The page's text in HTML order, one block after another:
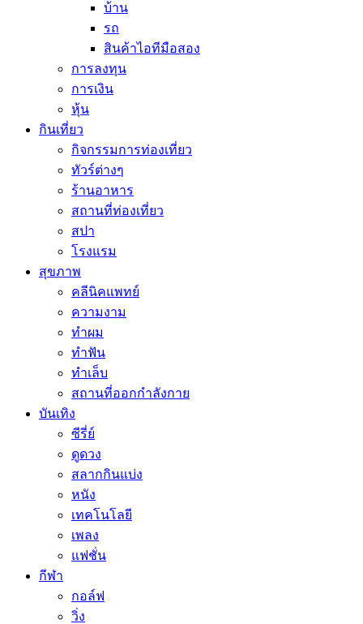
บ้าน
รถ
สินค้าไอทีมือสอง
การลงทุน
การเงิน
หุ้น
กินเที่ยว
กิจกรรมการท่องเที่ยว
ทัวร์ต่างๆ
ร้านอาหาร
สถานที่ท่องเที่ยว
สปา
โรงแรม
สุขภาพ
คลีนิคแพทย์
ความงาม
ทำผม
ทำฟัน
ทำเล็บ
สถานที่ออกกำลังกาย
บันเทิง
ซีรี่ย์
ดูดวง
สลากกินแบ่ง
หนัง
เทคโนโลยี
เพลง
แฟชั่น
กีฬา
กอล์ฟ
วิ่ง